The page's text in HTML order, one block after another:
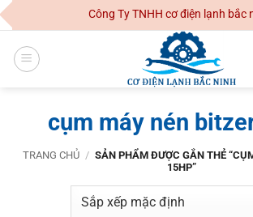
Skip
to
content
Công Ty TNHH cơ điện lạnh bắc
cụm máy nén
TRANG CHỦ / SẢN PHẨM ĐƯỢC GẮN THẺ
15HP”